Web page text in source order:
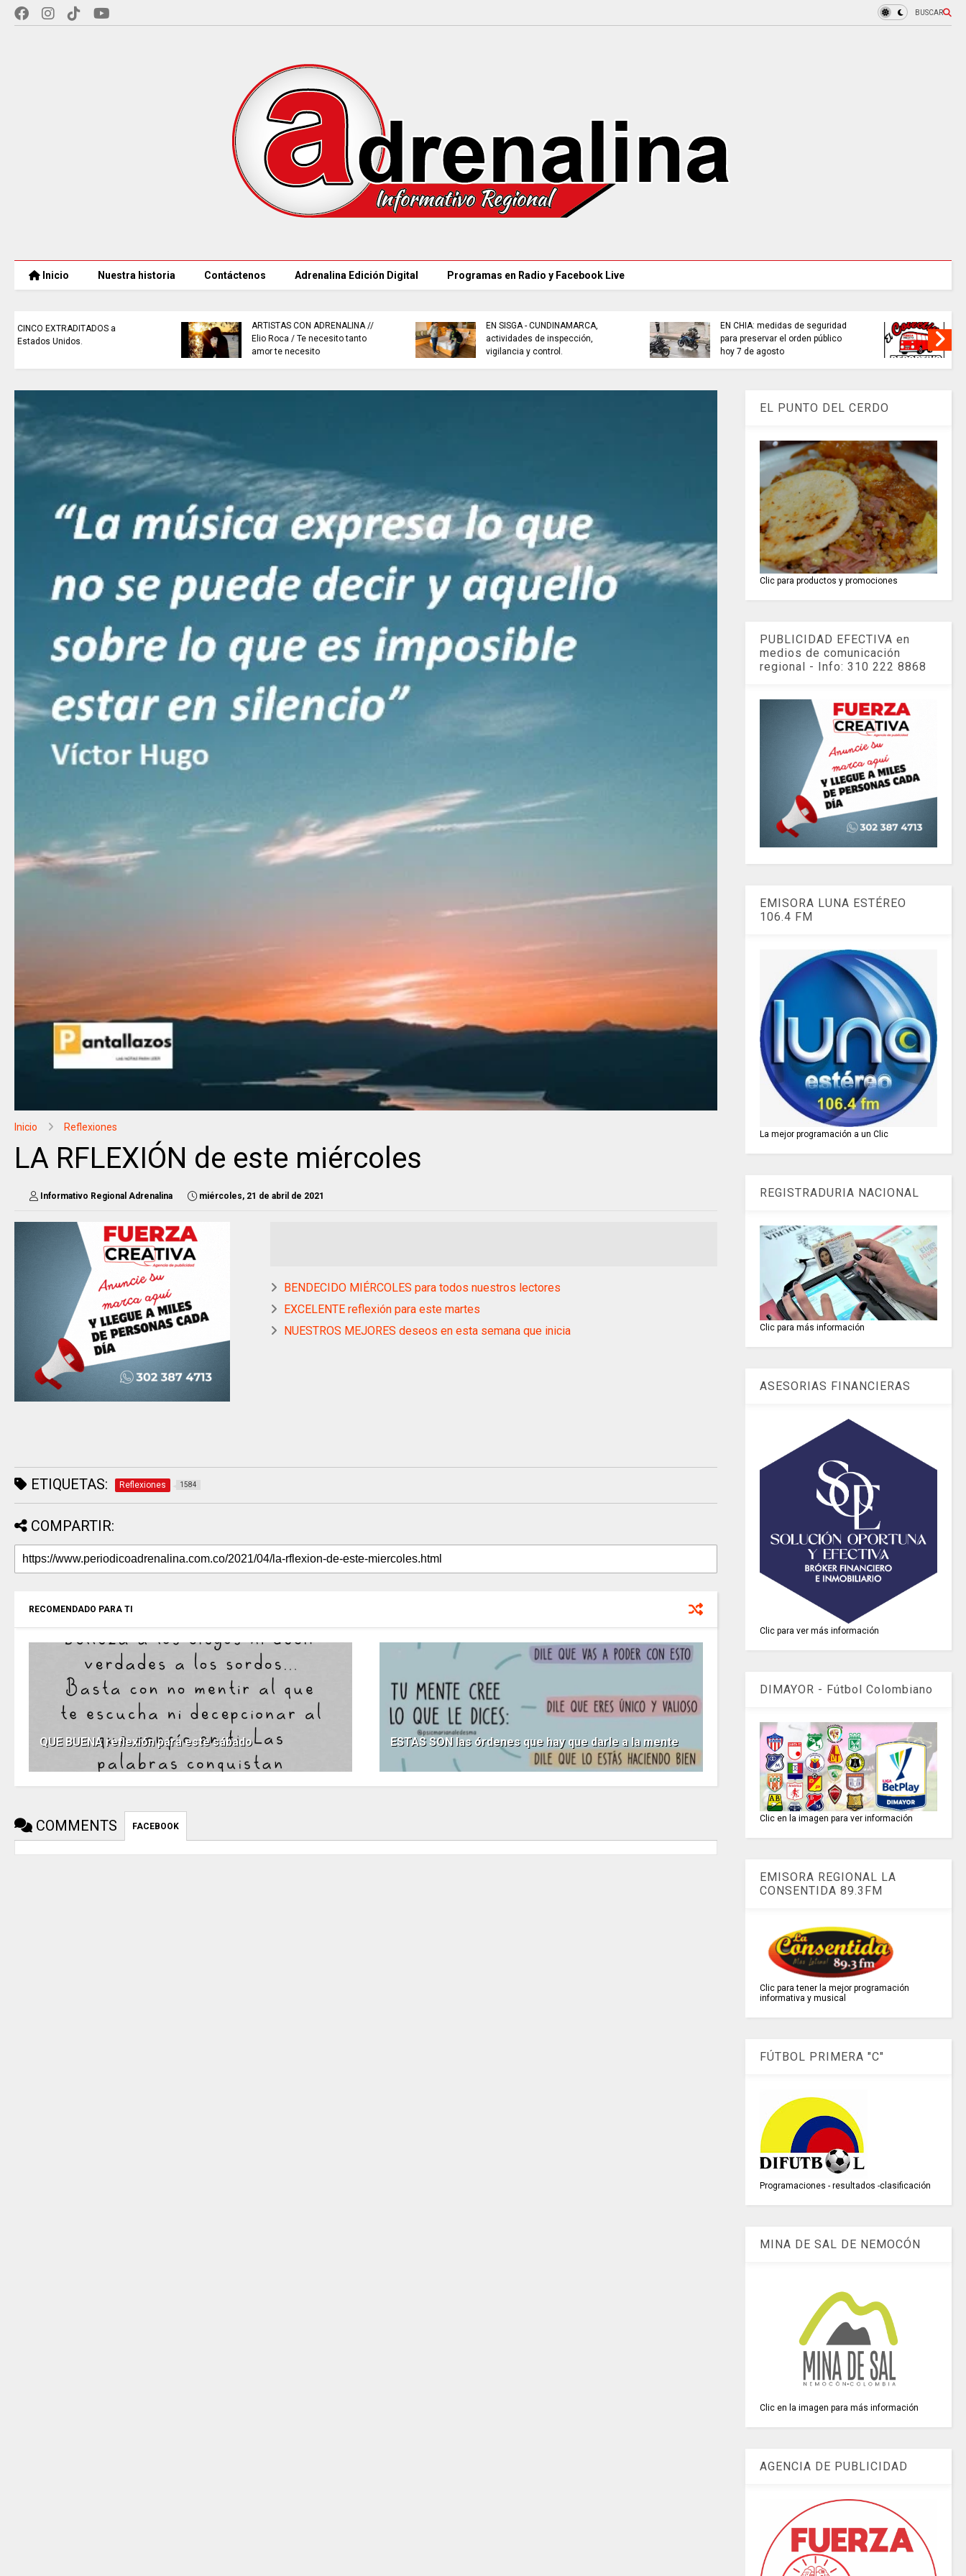
BUSCAR
Inicio Nuestra historia Contáctenos Adrenalina Edición Digital Programas en Radio y Facebook Live
ARTISTAS CON ADRENALINA //
Elio Roca / Te necesito tanto
EN SISGA - CUNDINAMARCA,
actividades de inspección,
EN CHÍA: medidas de seguridad
para preservar el orden público
EL COLECTIVO DEPORTIVO//
emisión del 6 de agosto de 2026
Inicio Reflexiones
LA RFLEXIÓN de este miércoles
Informativo Regional Adrenalina miércoles, 21 de abril de 2021
BENDECIDO MIÉRCOLES para todos nuestros lectores
EXCELENTE reflexión para este martes
NUESTROS MEJORES deseos en esta semana que inicia
ETIQUETAS: Reflexiones 1584
COMPARTIR:
RECOMENDADO PARA TI
QUE BUENA reflexión para este sábado ESTAS SON las órdenes que hay que darle a la mente
COMMENTS FACEBOOK
EL PUNTO DEL CERDO
Clic para productos y promociones
PUBLICIDAD EFECTIVA en
medios de comunicación
regional - Info: 310 222 8868
EMISORA LUNA ESTÉREO
106.4 FM
La mejor programación a un Clic
REGISTRADURIA NACIONAL
Clic para más información
ASESORIAS FINANCIERAS
Clic para ver más información
DIMAYOR - Fútbol Colombiano
Clic en la imagen para ver información
EMISORA REGIONAL LA
CONSENTIDA 89.3FM
Clic para tener la mejor programación
informativa y musical
FÚTBOL PRIMERA "C"
Programaciones - resultados -clasificación
MINA DE SAL DE NEMOCÓN
Clic en la imagen para más información
AGENCIA DE PUBLICIDAD